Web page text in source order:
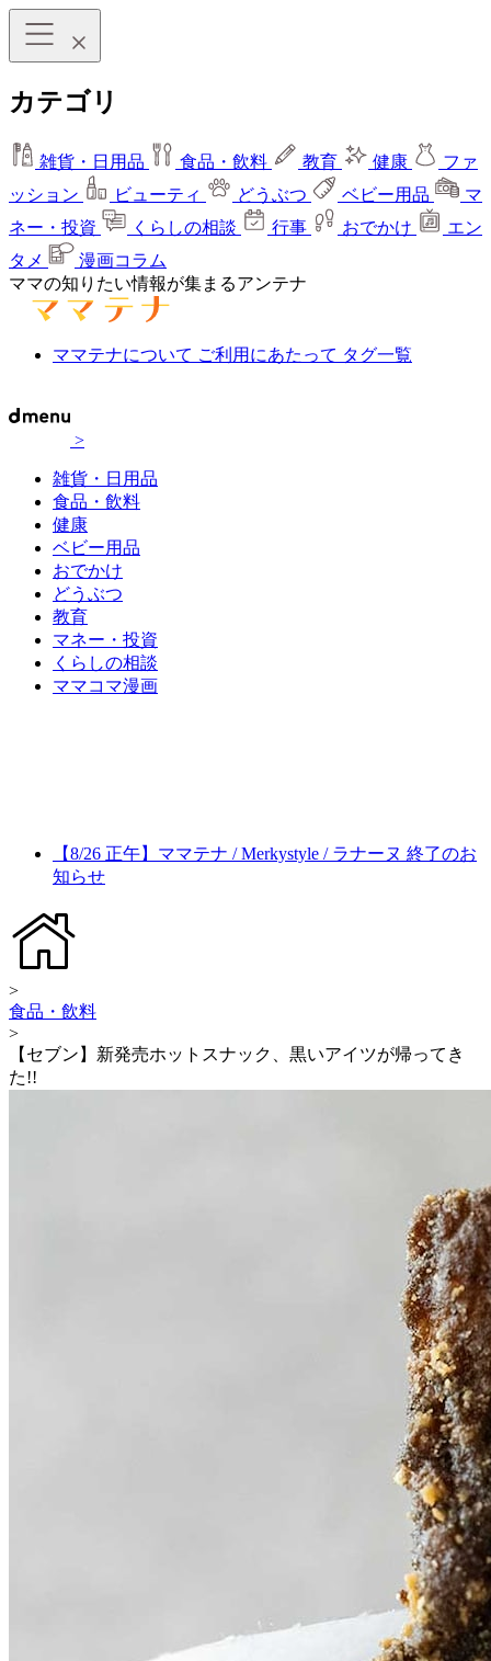
カテゴリ
雑貨・日用品 食品・飲料 教育 健康
ファ
ッション
ビューティ どうぶつ ベビー用品
マ
ネー・投資
くらしの相談 行事 おでかけ
エン
タメ
漫画コラム
ママの知りたい情報が集まるアンテナ
ママテナについて ご利用にあたって タグ一覧
>
雑貨・日用品
食品・飲料
健康
ベビー用品
おでかけ
どうぶつ
教育
マネー・投資
くらしの相談
ママコマ漫画
【8/26 正午】ママテナ / Merkystyle / ラナーヌ 終了のお
知らせ
>
食品・飲料
>
【セブン】新発売ホットスナック、黒いアイツが帰ってき
た!!